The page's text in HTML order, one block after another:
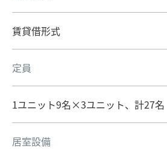
賃貸借形式
定員
1ユニット9名×3ユニット、計27名
居室設備